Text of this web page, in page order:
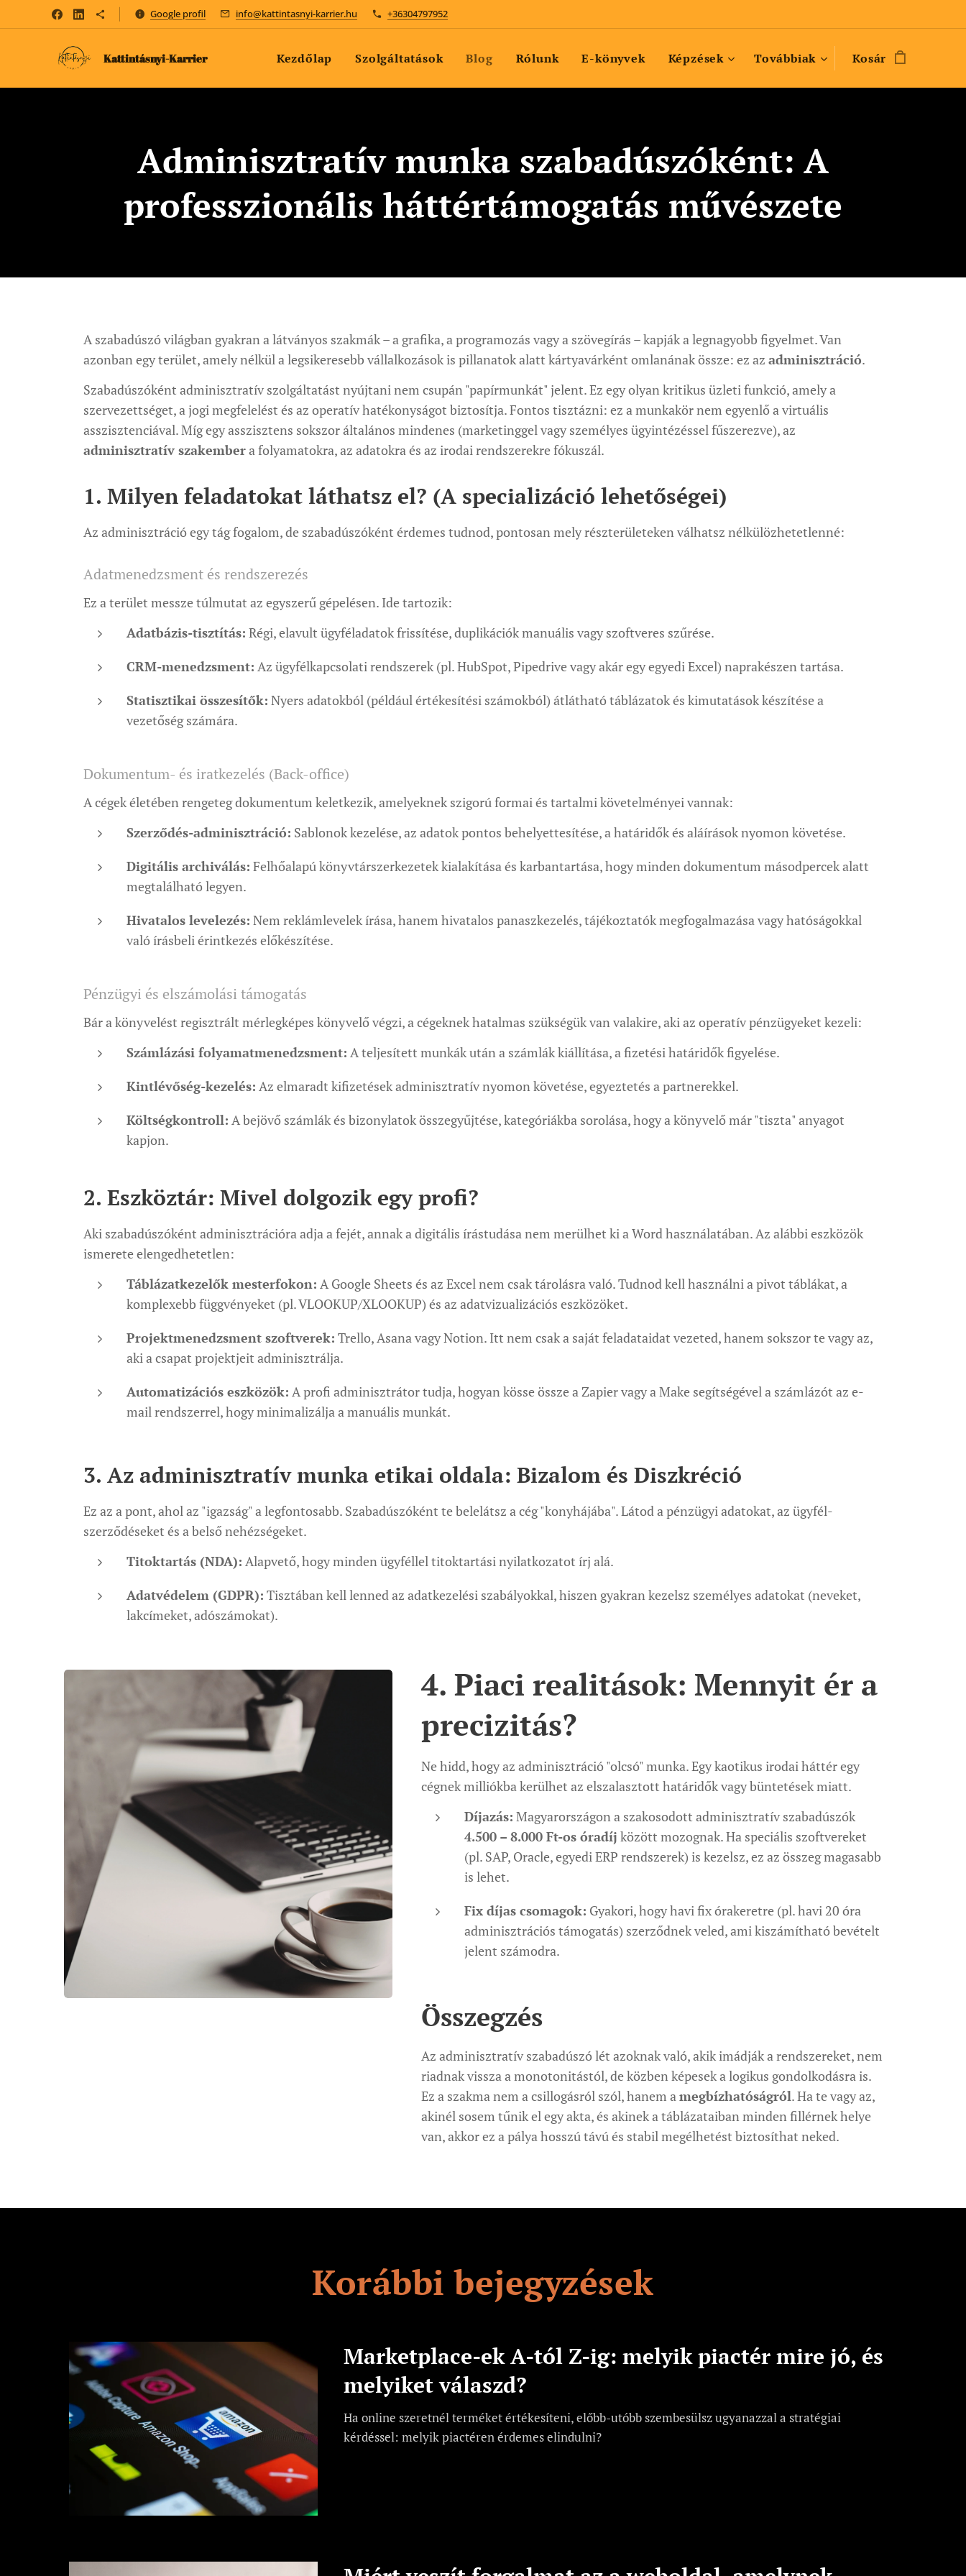
Google profil info@kattintasnyi-karrier.hu +36304797952
Kattintásnyi-Karrier Kezdőlap Szolgáltatások Blog Rólunk E-könyvek Képzések Továbbiak Kosár
Adminisztratív munka szabadúszóként: A
professzionális háttértámogatás művészete
A szabadúszó világban gyakran a látványos szakmák – a grafika, a programozás vagy a szövegírás – kapják a legnagyobb figyelmet. Van
azonban egy terület, amely nélkül a legsikeresebb vállalkozások is pillanatok alatt kártyavárként omlanának össze: ez az adminisztráció.
Szabadúszóként adminisztratív szolgáltatást nyújtani nem csupán "papírmunkát" jelent. Ez egy olyan kritikus üzleti funkció, amely a
szervezettséget, a jogi megfelelést és az operatív hatékonyságot biztosítja. Fontos tisztázni: ez a munkakör nem egyenlő a virtuális
asszisztenciával. Míg egy asszisztens sokszor általános mindenes (marketinggel vagy személyes ügyintézéssel fűszerezve), az
adminisztratív szakembera folyamatokra, az adatokra és az irodai rendszerekre fókuszál.
1. Milyen feladatokat láthatsz el? (A specializáció lehetőségei)
Az adminisztráció egy tág fogalom, de szabadúszóként érdemes tudnod, pontosan mely részterületeken válhatsz nélkülözhetetlenné:
Adatmenedzsment és rendszerezés
Ez a terület messze túlmutat az egyszerű gépelésen. Ide tartozik:
Adatbázis-tisztítás: Régi, elavult ügyféladatok frissítése, duplikációk manuális vagy szoftveres szűrése.
CRM-menedzsment: Az ügyfélkapcsolati rendszerek (pl. HubSpot, Pipedrive vagy akár egy egyedi Excel) naprakészen tartása.
Statisztikai összesítők: Nyers adatokból (például értékesítési számokból) átlátható táblázatok és kimutatások készítése a
vezetőség számára.
Dokumentum- és iratkezelés (Back-office)
A cégek életében rengeteg dokumentum keletkezik, amelyeknek szigorú formai és tartalmi követelményei vannak:
Szerződés-adminisztráció: Sablonok kezelése, az adatok pontos behelyettesítése, a határidők és aláírások nyomon követése.
Digitális archiválás: Felhőalapú könyvtárszerkezetek kialakítása és karbantartása, hogy minden dokumentum másodpercek alatt
megtalálható legyen.
Hivatalos levelezés: Nem reklámlevelek írása, hanem hivatalos panaszkezelés, tájékoztatók megfogalmazása vagy hatóságokkal
való írásbeli érintkezés előkészítése.
Pénzügyi és elszámolási támogatás
Bár a könyvelést regisztrált mérlegképes könyvelő végzi, a cégeknek hatalmas szükségük van valakire, aki az operatív pénzügyeket kezeli:
Számlázási folyamatmenedzsment: A teljesített munkák után a számlák kiállítása, a fizetési határidők figyelése.
Kintlévőség-kezelés: Az elmaradt kifizetések adminisztratív nyomon követése, egyeztetés a partnerekkel.
Költségkontroll: A bejövő számlák és bizonylatok összegyűjtése, kategóriákba sorolása, hogy a könyvelő már "tiszta" anyagot
kapjon.
2. Eszköztár: Mivel dolgozik egy profi?
Aki szabadúszóként adminisztrációra adja a fejét, annak a digitális írástudása nem merülhet ki a Word használatában. Az alábbi eszközök
ismerete elengedhetetlen:
Táblázatkezelők mesterfokon: A Google Sheets és az Excel nem csak tárolásra való. Tudnod kell használni a pivot táblákat, a
komplexebb függvényeket (pl. VLOOKUP/XLOOKUP) és az adatvizualizációs eszközöket.
Projektmenedzsment szoftverek: Trello, Asana vagy Notion. Itt nem csak a saját feladataidat vezeted, hanem sokszor te vagy az,
aki a csapat projektjeit adminisztrálja.
Automatizációs eszközök: A profi adminisztrátor tudja, hogyan kösse össze a Zapier vagy a Make segítségével a számlázót az e-
mail rendszerrel, hogy minimalizálja a manuális munkát.
3. Az adminisztratív munka etikai oldala: Bizalom és Diszkréció
Ez az a pont, ahol az "igazság" a legfontosabb. Szabadúszóként te belelátsz a cég "konyhájába". Látod a pénzügyi adatokat, az ügyfél-
szerződéseket és a belső nehézségeket.
Titoktartás (NDA): Alapvető, hogy minden ügyféllel titoktartási nyilatkozatot írj alá.
Adatvédelem (GDPR): Tisztában kell lenned az adatkezelési szabályokkal, hiszen gyakran kezelsz személyes adatokat (neveket,
lakcímeket, adószámokat).
4. Piaci realitások: Mennyit ér a
precizitás?
Ne hidd, hogy az adminisztráció "olcsó" munka. Egy kaotikus irodai háttér egy
cégnek milliókba kerülhet az elszalasztott határidők vagy büntetések miatt.
Díjazás: Magyarországon a szakosodott adminisztratív szabadúszók
4.500 – 8.000 Ft-os óradíj között mozognak. Ha speciális szoftvereket
(pl. SAP, Oracle, egyedi ERP rendszerek) is kezelsz, ez az összeg magasabb
is lehet.
Fix díjas csomagok: Gyakori, hogy havi fix órakeretre (pl. havi 20 óra
adminisztrációs támogatás) szerződnek veled, ami kiszámítható bevételt
jelent számodra.
Összegzés
Az adminisztratív szabadúszó lét azoknak való, akik imádják a rendszereket, nem
riadnak vissza a monotonitástól, de közben képesek a logikus gondolkodásra is.
Ez a szakma nem a csillogásról szól, hanem amegbízhatóságról. Ha te vagy az,
akinél sosem tűnik el egy akta, és akinek a táblázataiban minden fillérnek helye
van, akkor ez a pálya hosszú távú és stabil megélhetést biztosíthat neked.
Korábbi bejegyzések
Marketplace-ek A-tól Z-ig: melyik piactér mire jó, és
melyiket válaszd?
Ha online szeretnél terméket értékesíteni, előbb-utóbb szembesülsz ugyanazzal a stratégiai
kérdéssel: melyik piactéren érdemes elindulni?